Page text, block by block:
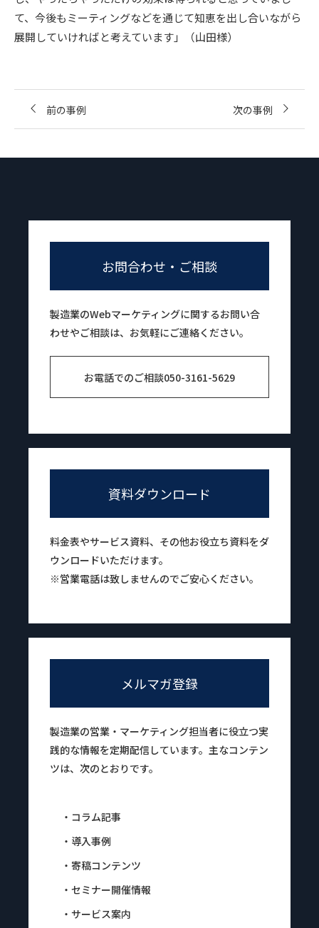
て、今後もミーティングなどを通じて知恵を出し合いながら
展開していければと考えています」（山田様）
前の事例 次の事例
お問合わせ・ご相談
製造業のWebマーケティングに関するお問い合
わせやご相談は、お気軽にご連絡ください。
お電話でのご相談050-3161-5629
資料ダウンロード
料金表やサービス資料、その他お役立ち資料をダ
ウンロードいただけます。
※営業電話は致しませんのでご安心ください。
メルマガ登録
製造業の営業・マーケティング担当者に役立つ実
践的な情報を定期配信しています。主なコンテン
ツは、次のとおりです。
・コラム記事
・導入事例
・寄稿コンテンツ
・セミナー開催情報
・サービス案内